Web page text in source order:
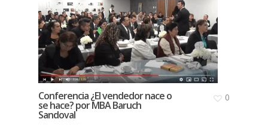
Conferencia ¿El vendedor nace o
se hace? por MBA Baruch
Sandoval
0